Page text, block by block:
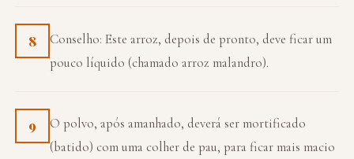
8
Conselho: Este arroz, depois de pronto, deve ficar um
pouco líquido (chamado arroz malandro).
9
O polvo, após amanhado, deverá ser mortificado
(batido) com uma colher de pau, para ficar mais macio